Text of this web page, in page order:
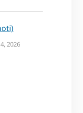
2026